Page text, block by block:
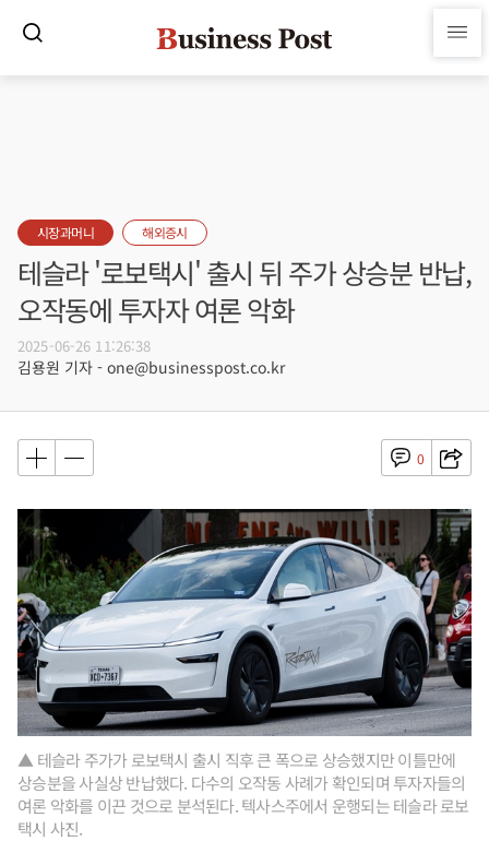
시장과머니 해외증시
테슬라 '로보택시' 출시 뒤 주가 상승분 반납,
오작동에 투자자 여론 악화
2025-06-26 11:26:38
김용원 기자 - one@businesspost.co.kr
0
▲ 테슬라 주가가 로보택시 출시 직후 큰 폭으로 상승했지만 이틀만에
상승분을 사실상 반납했다. 다수의 오작동 사례가 확인되며 투자자들의
여론 악화를 이끈 것으로 분석된다. 텍사스주에서 운행되는 테슬라 로보
택시 사진.